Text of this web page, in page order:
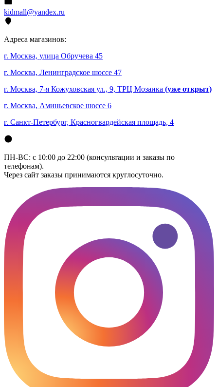
kidmall@yandex.ru
Адреса магазинов:
г. Москва, улица Обручева 45
г. Москва, Ленинградское шоссе 47
г. Москва, 7-я Кожуховская ул., 9, ТРЦ Мозаика (уже открыт)
г. Москва, Аминьевское шоссе 6
г. Санкт-Петербург, Красногвардейская площадь, 4
ПН-ВС: с 10:00 до 22:00 (консультации и заказы по
телефонам).
Через сайт заказы принимаются круглосуточно.